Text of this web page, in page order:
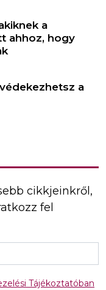
a
ahhoz, hogy
a
cikkjeinkről,
fel
Tájékoztatóban